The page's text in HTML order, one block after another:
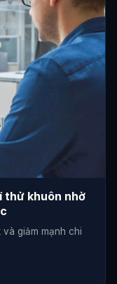
thử khuôn nhờ
giảm mạnh chi